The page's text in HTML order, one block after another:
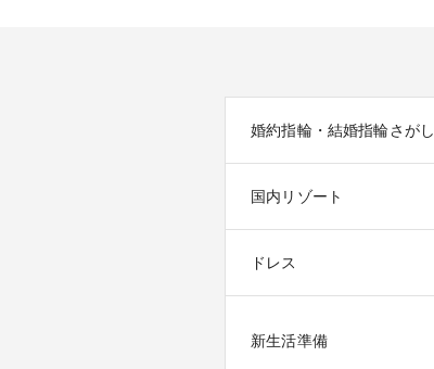
婚約指輪・結婚指輪さがし
国内リゾート
ドレス
新生活準備